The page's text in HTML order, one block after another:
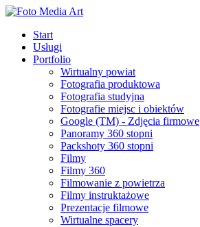
Start
Usługi
Portfolio
Wirtualny powiat
Fotografia produktowa
Fotografia studyjna
Fotografie miejsc i obiektów
Google (TM) - Zdjęcia firmowe
Panoramy 360 stopni
Packshoty 360 stopni
Filmy
Filmy 360
Filmowanie z powietrza
Filmy instruktażowe
Prezentacje filmowe
Wirtualne spacery